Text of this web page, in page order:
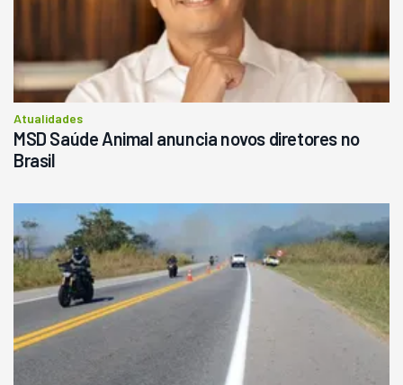
Atualidades
MSD Saúde Animal anuncia novos diretores no
Brasil